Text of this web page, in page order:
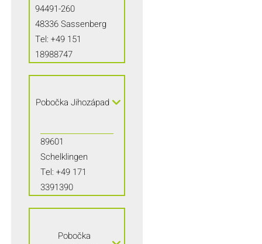
94491-260
48336 Sassenberg
Tel: +49 151
18988747
Pobočka Jihozápad
89601
Schelklingen
Tel: +49 171
3391390
Pobočka